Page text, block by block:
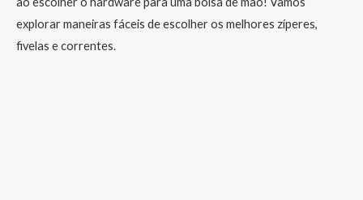
explorar maneiras fáceis de escolher os melhores zíperes,
fivelas e correntes.